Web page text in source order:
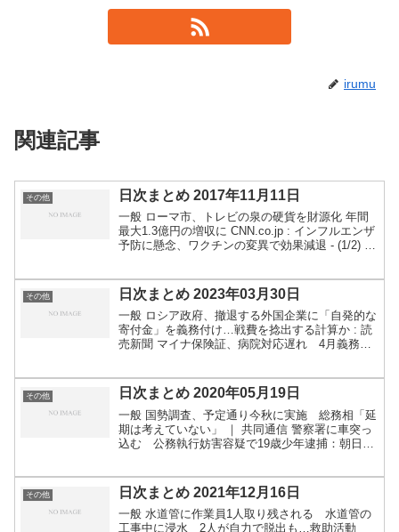
irumu
関連記事
その他 日次まとめ 2017年11月11日
一般 ローマ市、トレビの泉の硬貨を財源化 年間
最大1.3億円の増収に CNN.co.jp : インフルエンザ
予防に懸念、ワクチンの変異で効果減退 - (1/2) 教
その他 日次まとめ 2023年03月30日
一般 ロシア政府、撤退する外国企業に「自発的な
寄付金」を義務付け…戦費を捻出する計算か : 読
売新聞 マイナ保険証、病院対応遅れ 4月義務化
ュ...
その他 日次まとめ 2020年05月19日
一般 国勢調査、予定通り今秋に実施 総務相「延
期は考えていない」 ｜ 共同通信 警察署に車突っ
込む 公務執行妨害容疑で19歳少年逮捕：朝日新
その他 日次まとめ 2021年12月16日
一般 水道管に作業員1人取り残される 水道管の
工事中に浸水 2人が自力で脱出も…救助活動